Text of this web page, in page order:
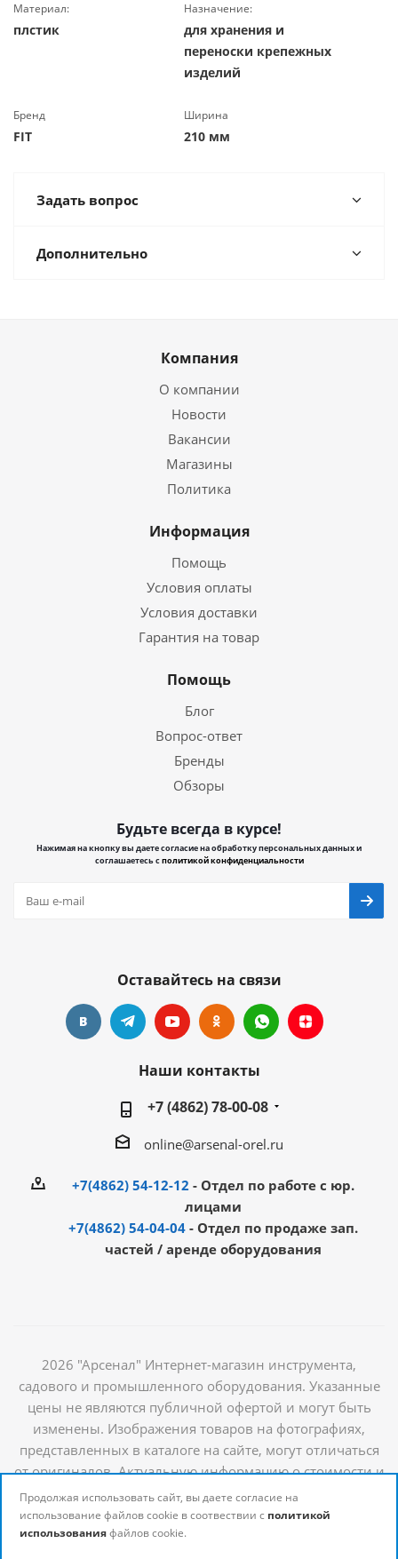
Материал:
плстик
Назначение:
для хранения и
переноски крепежных
изделий
Бренд
FIT
Ширина
210 мм
Задать вопрос
Дополнительно
Компания
О компании
Новости
Вакансии
Магазины
Политика
Информация
Помощь
Условия оплаты
Условия доставки
Гарантия на товар
Помощь
Блог
Вопрос-ответ
Бренды
Обзоры
Будьте всегда в курсе!
Нажимая на кнопку вы даете согласие на обработку персональных данных и
соглашаетесь сполитикой конфиденциальности
Оставайтесь на связи
Наши контакты
+7 (4862) 78-00-08
online@arsenal-orel.ru
+7(4862) 54-12-12 - Отдел по работе с юр.
лицами
+7(4862) 54-04-04 - Отдел по продаже зап.
частей / аренде оборудования
2026 "Арсенал" Интернет-магазин инструмента,
садового и промышленного оборудования. Указанные
цены не являются публичной офертой и могут быть
изменены. Изображения товаров на фотографиях,
представленных в каталоге на сайте, могут отличаться
от оригиналов. Актуальную информацию о стоимости и
наличии товаров можно получить у наших
менеджеров
Продолжая использовать сайт, вы даете согласие на
использование файлов cookie в соотвествии с политикой
использованияфайлов cookie.